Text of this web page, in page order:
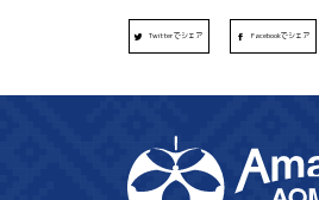
Twitterでシェア Facebookでシェア